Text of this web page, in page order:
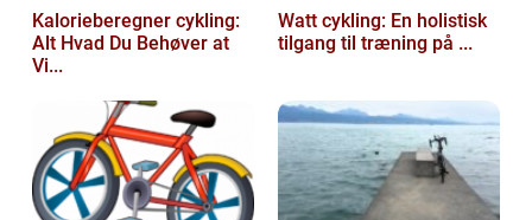
Kalorieberegner cykling:
Alt Hvad Du Behøver at
Vi...
Watt cykling: En holistisk
tilgang til træning på ...